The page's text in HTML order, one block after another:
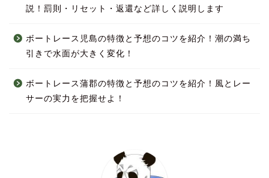
説！罰則・リセット・返還など詳しく説明します
ボートレース児島の特徴と予想のコツを紹介！潮の満ち
引きで水面が大きく変化！
ボートレース蒲郡の特徴と予想のコツを紹介！風とレー
サーの実力を把握せよ！